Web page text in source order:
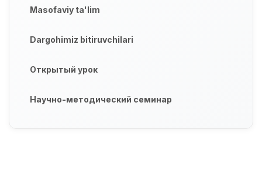
Masofaviy ta'lim
Dargohimiz bitiruvchilari
Открытый урок
Научно-методический семинар